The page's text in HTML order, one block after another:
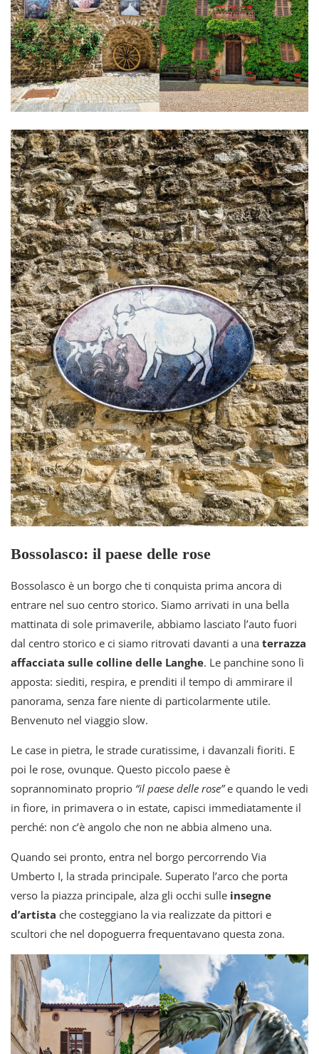
Bossolasco: il paese delle rose
Bossolasco è un borgo che ti conquista prima ancora di
entrare nel suo centro storico. Siamo arrivati in una bella
mattinata di sole primaverile, abbiamo lasciato l’auto fuori
dal centro storico e ci siamo ritrovati davanti a una terrazza
affacciata sulle colline delle Langhe. Le panchine sono lì
apposta: siediti, respira, e prenditi il tempo di ammirare il
panorama, senza fare niente di particolarmente utile.
Benvenuto nel viaggio slow.
Le case in pietra, le strade curatissime, i davanzali fioriti. E
poi le rose, ovunque. Questo piccolo paese è
soprannominato proprio “il paese delle rose”e quando le vedi
in fiore, in primavera o in estate, capisci immediatamente il
perché: non c’è angolo che non ne abbia almeno una.
Quando sei pronto, entra nel borgo percorrendo Via
Umberto I, la strada principale. Superato l’arco che porta
verso la piazza principale, alzа gli occhi sulle insegne
d’artista che costeggiano la via realizzate da pittori e
scultori che nel dopoguerra frequentavano questa zona.